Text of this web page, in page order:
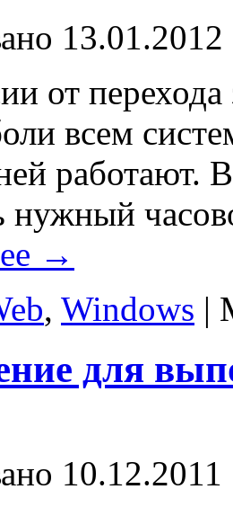
13.01.2012
от
всем
работают.
нужный
→
, Windows |
для
10.12.2011